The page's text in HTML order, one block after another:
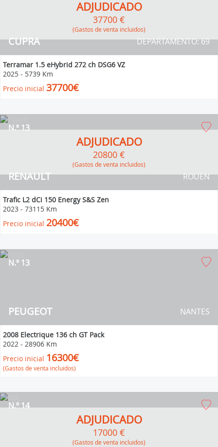
CUPRA DEPARTAMENTO: 69
ADJUDICADO
37700 €
(Gastos de venta incluidos)
Terramar 1.5 eHybrid 272 ch DSG6 VZ
2025 - 5739 Km
Precio inicial 37700€
RENAULT
N.º 13
ROUEN
ADJUDICADO
20800 €
(Gastos de venta incluidos)
Trafic L2 dCi 150 Energy S&S Zen
2023 - 73115 Km
Precio inicial 20400€
PEUGEOT
N.º 13
NANTES
2008 Electrique 136 ch GT Pack
2022 - 28906 Km
Precio inicial 16300€
(Gastos de venta incluidos)
N.º 14
ADJUDICADO
17000 €
(Gastos de venta incluidos)